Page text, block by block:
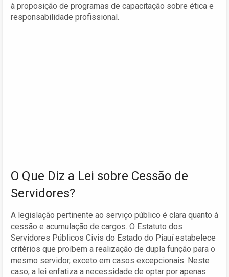
à proposição de programas de capacitação sobre ética e
responsabilidade profissional.
O Que Diz a Lei sobre Cessão de
Servidores?
A legislação pertinente ao serviço público é clara quanto à
cessão e acumulação de cargos. O Estatuto dos
Servidores Públicos Civis do Estado do Piauí estabelece
critérios que proíbem a realização de dupla função para o
mesmo servidor, exceto em casos excepcionais. Neste
caso, a lei enfatiza a necessidade de optar por apenas